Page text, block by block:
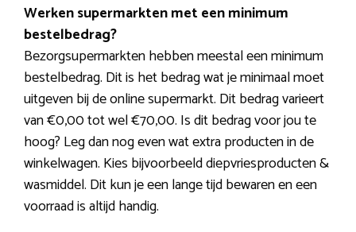
Werken supermarkten met een minimum
bestelbedrag?
Bezorgsupermarkten hebben meestal een minimum
bestelbedrag. Dit is het bedrag wat je minimaal moet
uitgeven bij de online supermarkt. Dit bedrag varieert
van €0,00 tot wel €70,00. Is dit bedrag voor jou te
hoog? Leg dan nog even wat extra producten in de
winkelwagen. Kies bijvoorbeeld diepvriesproducten &
wasmiddel. Dit kun je een lange tijd bewaren en een
voorraad is altijd handig.